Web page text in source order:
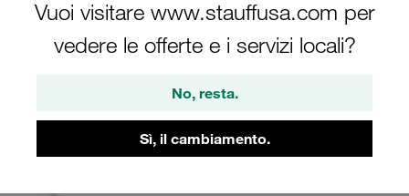
Vuoi visitare www.stauffusa.com per
vedere le offerte e i servizi locali?
No, resta.
Sì, il cambiamento.